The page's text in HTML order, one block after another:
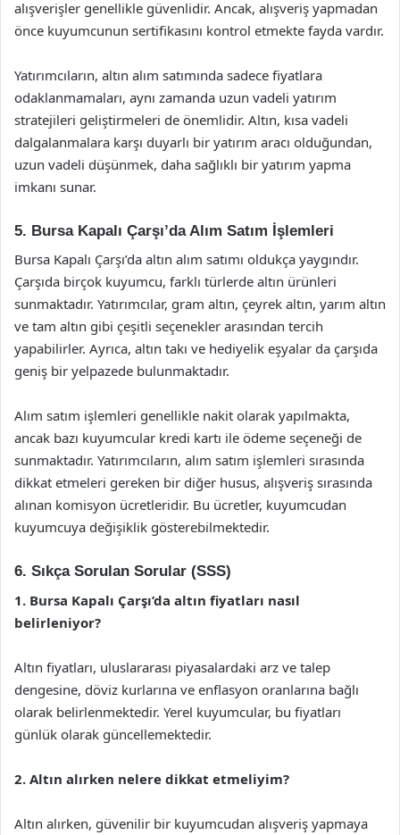
alışverişler genellikle güvenlidir. Ancak, alışveriş yapmadan
önce kuyumcunun sertifikasını kontrol etmekte fayda vardır.
Yatırımcıların, altın alım satımında sadece fiyatlara
odaklanmamaları, aynı zamanda uzun vadeli yatırım
stratejileri geliştirmeleri de önemlidir. Altın, kısa vadeli
dalgalanmalara karşı duyarlı bir yatırım aracı olduğundan,
uzun vadeli düşünmek, daha sağlıklı bir yatırım yapma
imkanı sunar.
5. Bursa Kapalı Çarşı’da Alım Satım İşlemleri
Bursa Kapalı Çarşı’da altın alım satımı oldukça yaygındır.
Çarşıda birçok kuyumcu, farklı türlerde altın ürünleri
sunmaktadır. Yatırımcılar, gram altın, çeyrek altın, yarım altın
ve tam altın gibi çeşitli seçenekler arasından tercih
yapabilirler. Ayrıca, altın takı ve hediyelik eşyalar da çarşıda
geniş bir yelpazede bulunmaktadır.
Alım satım işlemleri genellikle nakit olarak yapılmakta,
ancak bazı kuyumcular kredi kartı ile ödeme seçeneği de
sunmaktadır. Yatırımcıların, alım satım işlemleri sırasında
dikkat etmeleri gereken bir diğer husus, alışveriş sırasında
alınan komisyon ücretleridir. Bu ücretler, kuyumcudan
kuyumcuya değişiklik gösterebilmektedir.
6. Sıkça Sorulan Sorular (SSS)
1. Bursa Kapalı Çarşı’da altın fiyatları nasıl
belirleniyor?
Altın fiyatları, uluslararası piyasalardaki arz ve talep
dengesine, döviz kurlarına ve enflasyon oranlarına bağlı
olarak belirlenmektedir. Yerel kuyumcular, bu fiyatları
günlük olarak güncellemektedir.
2. Altın alırken nelere dikkat etmeliyim?
Altın alırken, güvenilir bir kuyumcudan alışveriş yapmaya